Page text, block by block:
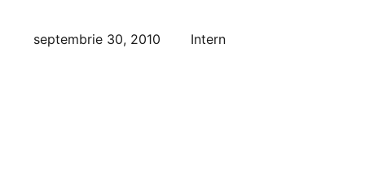
septembrie 30, 2010 Intern